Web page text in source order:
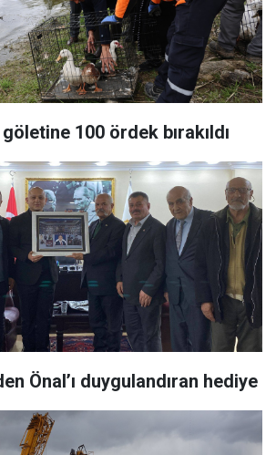
100 ördek bırakıldı
Önal’ı duygulandıran hediye